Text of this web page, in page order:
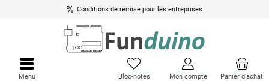
Conditions de remise pour les entreprises
Panier d'achat
Bloc-notes Mon compte
Menu